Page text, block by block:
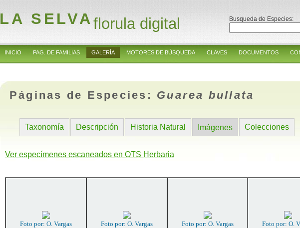
LA SELVAflorula digital Busqueda de Especies:
INICIO PAG. DE FAMILIAS GALERÍA MOTORES DE BÚSQUEDA CLAVES DOCUMENTOS
Páginas de Especies: Guarea bullata
Taxonomía Descripción Historia Natural Imágenes Colecciones
Ver especímenes escaneados en OTS Herbaria
Foto por: O. Vargas
Foto por: O. Vargas
Foto por: O. Vargas
Foto por: O.